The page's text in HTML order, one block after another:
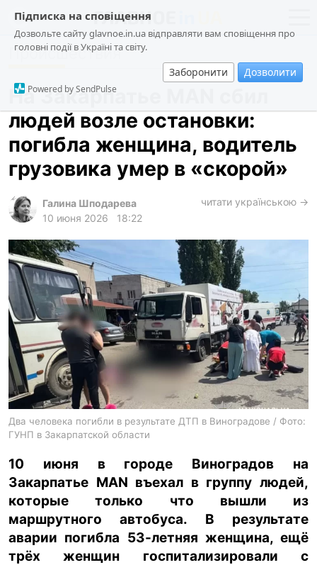
Підписка на сповіщення
Дозвольте сайту glavnoe.in.ua відправляти вам сповіщення про
головні події в Україні та світу.
Заборонити Дозволити
Powered by SendPulse
новости
о проекте
общество
происшествия
криминал
техно
харьков
архив
gambling
ua ru en
Происшествия
На Закарпатье MAN сбил
людей возле остановки:
погибла женщина, водитель
грузовика умер в «скорой»
Галина Шподарева
10 июня 2026
18:22
читати українською →
Два человека погибли в результате ДТП в Виноградове / Фото:
ГУНП в Закарпатской области
10 июня в городе Виноградов на
Закарпатье MAN въехал в группу людей,
которые только что вышли из
маршрутного автобуса. В результате
аварии погибла 53-летняя женщина, ещё
трёх женщин госпитализировали с